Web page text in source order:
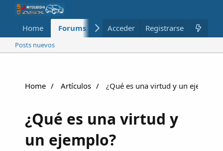
Home Forums Nuevo Miembros
Acceder Registrarse
Posts nuevos
Home Artículos ¿Qué es una virtud y un ejemplo?
¿Qué es una virtud y
un ejemplo?